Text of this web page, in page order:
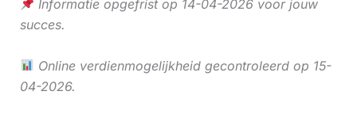
Informatie opgefrist op 14-04-2026 voor jouw
succes.
Online verdienmogelijkheid gecontroleerd op 15-
04-2026.